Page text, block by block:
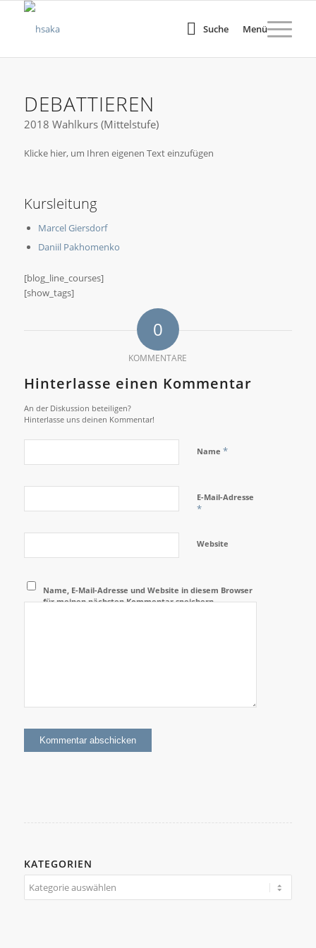
Suche Menü
DEBATTIEREN
2018 Wahlkurs (Mittelstufe)
Klicke hier, um Ihren eigenen Text einzufügen
Kursleitung
Marcel Giersdorf
Daniil Pakhomenko
[blog_line_courses]
[show_tags]
0
KOMMENTARE
Hinterlasse einen Kommentar
An der Diskussion beteiligen?
Hinterlasse uns deinen Kommentar!
Name *
E-Mail-Adresse
*
Website
Name, E-Mail-Adresse und Website in diesem Browser
für meinen nächsten Kommentar speichern.
KATEGORIEN
Kategorien